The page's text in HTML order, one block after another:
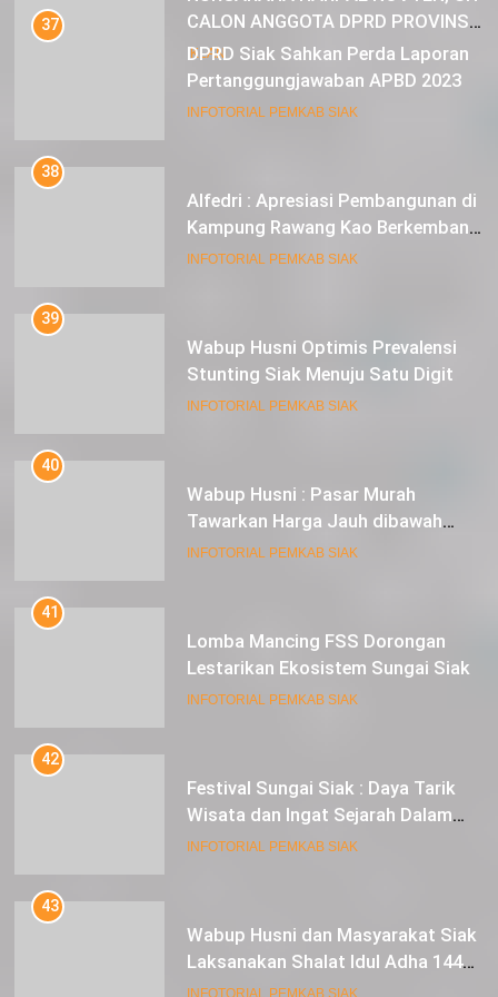
CALON ANGGOTA DPRD PROVINSI
DKI JAKARTA
IKLAN
37
DPRD Siak Sahkan Perda Laporan
Pertanggungjawaban APBD 2023
INFOTORIAL PEMKAB SIAK
38
Alfedri : Apresiasi Pembangunan di
Kampung Rawang Kao Berkembang
Pesat
INFOTORIAL PEMKAB SIAK
39
Wabup Husni Optimis Prevalensi
Stunting Siak Menuju Satu Digit
INFOTORIAL PEMKAB SIAK
40
Wabup Husni : Pasar Murah
Tawarkan Harga Jauh dibawah
Pasar Tradisional
INFOTORIAL PEMKAB SIAK
41
Lomba Mancing FSS Dorongan
Lestarikan Ekosistem Sungai Siak
INFOTORIAL PEMKAB SIAK
42
Festival Sungai Siak : Daya Tarik
Wisata dan Ingat Sejarah Dalam
Lestarikan Peradaban
INFOTORIAL PEMKAB SIAK
43
Wabup Husni dan Masyarakat Siak
Laksanakan Shalat Idul Adha 1445
Hijriah di Lapangan Tugu Siak
INFOTORIAL PEMKAB SIAK